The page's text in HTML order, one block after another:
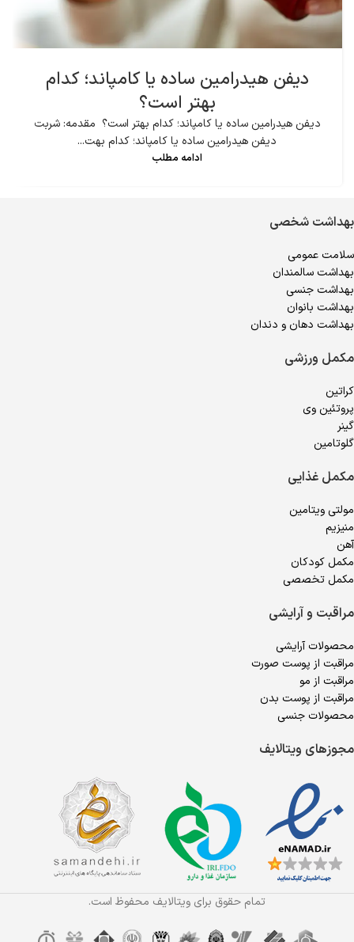
دیفن هیدرامین ساده یا کامپاند؛ کدام
بهتر است؟
دیفن هیدرامین ساده یا کامپاند؛ کدام بهتر است؟ مقدمه: شربت
دیفن هیدرامین ساده یا کامپاند؛ کدام بهت...
ادامه مطلب
بهداشت شخصی
سلامت عمومی
بهداشت سالمندان
بهداشت جنسی
بهداشت بانوان
بهداشت دهان و دندان
مکمل ورزشی
کراتین
پروتئین وی
گینر
گلوتامین
مکمل غذایی
مولتی ویتامین
منیزیم
آهن
مکمل کودکان
مکمل تخصصی
مراقبت و آرایشی
محصولات آرایشی
مراقبت از پوست صورت
مراقبت از مو
مراقبت از پوست بدن
محصولات جنسی
مجوزهای ویتالایف
تمام حقوق برای ویتالایف محفوظ است.